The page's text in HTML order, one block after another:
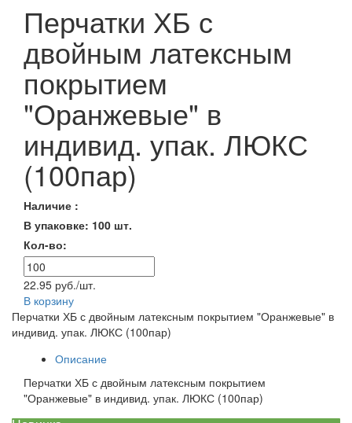
Перчатки ХБ с
двойным латексным
покрытием
"Оранжевые" в
индивид. упак. ЛЮКС
(100пар)
Наличие :
В упаковке: 100 шт.
Кол-во:
22.95 руб./шт.
В корзину
Перчатки ХБ с двойным латексным покрытием "Оранжевые" в
индивид. упак. ЛЮКС (100пар)
Описание
Перчатки ХБ с двойным латексным покрытием
"Оранжевые" в индивид. упак. ЛЮКС (100пар)